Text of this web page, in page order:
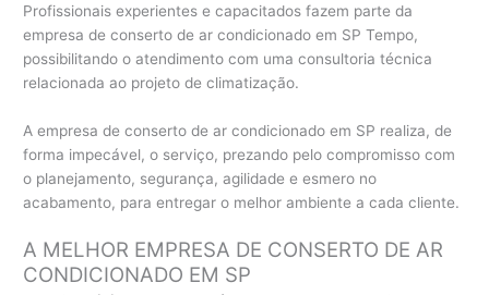
Profissionais experientes e capacitados fazem parte da
empresa de conserto de ar condicionado em SP Tempo,
possibilitando o atendimento com uma consultoria técnica
relacionada ao projeto de climatização.
A empresa de conserto de ar condicionado em SP realiza, de
forma impecável, o serviço, prezando pelo compromisso com
o planejamento, segurança, agilidade e esmero no
acabamento, para entregar o melhor ambiente a cada cliente.
A MELHOR EMPRESA DE CONSERTO DE AR
CONDICIONADO EM SP